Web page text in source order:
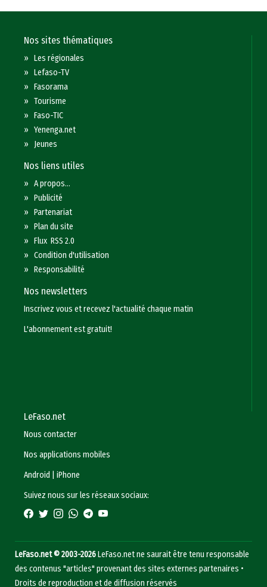
Nos sites thématiques
»Les régionales
»Lefaso-TV
»Fasorama
»Tourisme
»Faso-TIC
»Yenenga.net
» Jeunes
Nos liens utiles
»A propos...
»Publicité
»Partenariat
»Plan du site
»Flux RSS 2.0
»Condition d'utilisation
»Responsabilité
Nos newsletters
Inscrivez vous et recevez l'actualité chaque matin
L'abonnement est gratuit!
LeFaso.net
Nous contacter
Nos applications mobiles
Android
|iPhone
Suivez nous sur les réseaux sociaux:
LeFaso.net © 2003-2026LeFaso.net ne saurait être tenu responsable
des contenus "articles" provenant des sites externes partenaires •
Droits de reproduction et de diffusion réservés